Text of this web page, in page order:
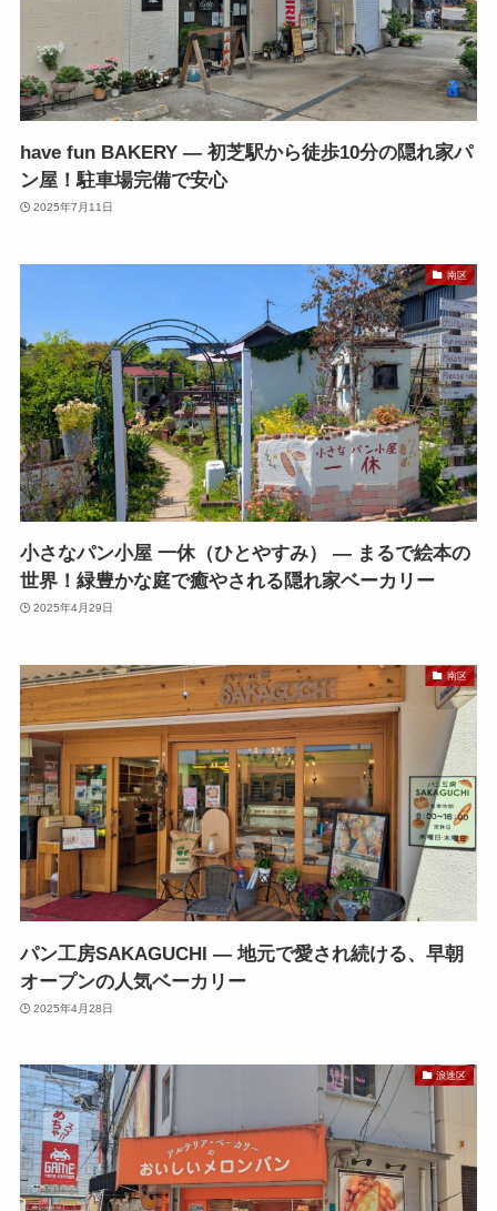
have fun BAKERY — 初芝駅から徒歩10分の隠れ家パ
ン屋！駐車場完備で安心
2025年7月11日
南区
小さなパン小屋 一休（ひとやすみ） — まるで絵本の
世界！緑豊かな庭で癒やされる隠れ家ベーカリー
2025年4月29日
南区
パン工房SAKAGUCHI — 地元で愛され続ける、早朝
オープンの人気ベーカリー
2025年4月28日
浪速区